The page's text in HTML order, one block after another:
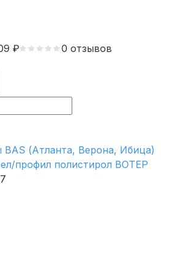
₽
0 отзывов
(Атланта, Верона, Ибица)
профил полистирол ВОТЕР